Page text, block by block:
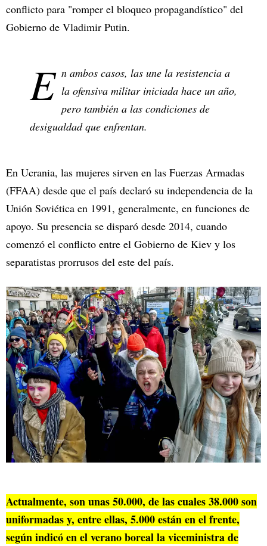
conflicto para "romper el bloqueo propagandístico" del
Gobierno de Vladimir Putin.
E n ambos casos, las une la resistencia a
la ofensiva militar iniciada hace un año,
pero también a las condiciones de
desigualdad que enfrentan.
En Ucrania, las mujeres sirven en las Fuerzas Armadas
(FFAA) desde que el país declaró su independencia de la
Unión Soviética en 1991, generalmente, en funciones de
apoyo. Su presencia se disparó desde 2014, cuando
comenzó el conflicto entre el Gobierno de Kiev y los
separatistas prorrusos del este del país.
Actualmente, son unas 50.000, de las cuales 38.000 son
uniformadas y, entre ellas, 5.000 están en el frente,
según indicó en el verano boreal la viceministra de